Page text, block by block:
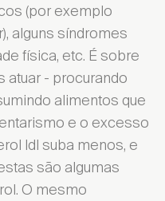
(por exemplo
alguns síndromes
física, etc. É sobre
atuar - procurando
alimentos que
e o excesso
ldl suba menos, e
são algumas
O mesmo